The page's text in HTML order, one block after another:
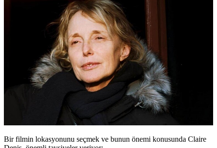
Bir filmin lokasyonunu seçmek ve bunun önemi konusunda Claire